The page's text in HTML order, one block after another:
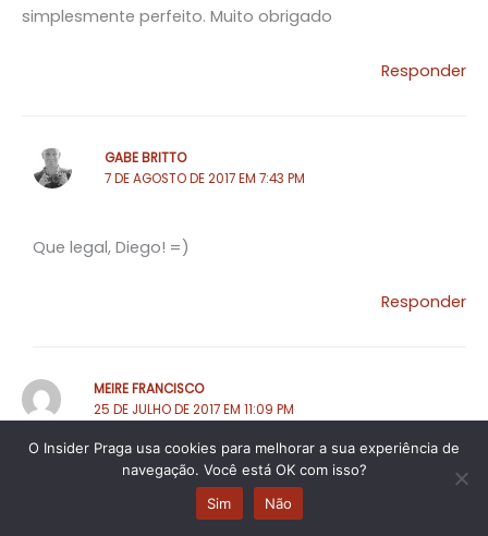
simplesmente perfeito. Muito obrigado
Responder
GABE BRITTO
7 DE AGOSTO DE 2017 EM 7:43 PM
Que legal, Diego! =)
Responder
MEIRE FRANCISCO
25 DE JULHO DE 2017 EM 11:09 PM
Beijo grande. Informações valiosíssimas,
principalmente para idosa que fala pouco inglês
O Insider Praga usa cookies para melhorar a sua experiência de
navegação. Você está OK com isso?
Sim
Não